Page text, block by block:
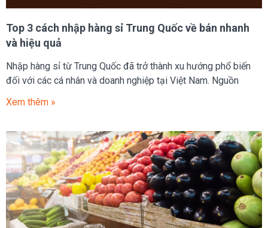
Top 3 cách nhập hàng sỉ Trung Quốc về bán nhanh
và hiệu quả
Nhập hàng sỉ từ Trung Quốc đã trở thành xu hướng phổ biến
đối với các cá nhân và doanh nghiệp tại Việt Nam. Nguồn
Xem thêm »